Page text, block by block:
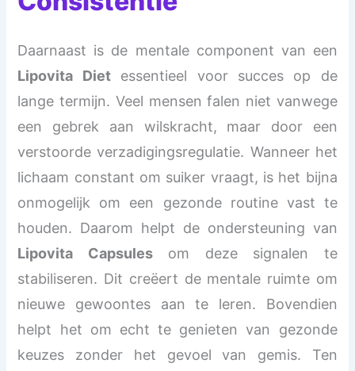
Daarnaast is de mentale component van een
Lipovita Dietessentieel voor succes op de
lange termijn. Veel mensen falen niet vanwege
een gebrek aan wilskracht, maar door een
verstoorde verzadigingsregulatie. Wanneer het
lichaam constant om suiker vraagt, is het bijna
onmogelijk om een gezonde routine vast te
houden. Daarom helpt de ondersteuning van
Lipovita Capsulesom deze signalen te
stabiliseren. Dit creëert de mentale ruimte om
nieuwe gewoontes aan te leren. Bovendien
helpt het om echt te genieten van gezonde
keuzes zonder het gevoel van gemis. Ten